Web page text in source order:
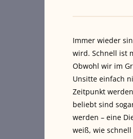
Immer wieder
wird. Schnell ist
Obwohl wir im
Unsitte einfach
Zeitpunkt
beliebt sind
werden – eine
weiß, wie